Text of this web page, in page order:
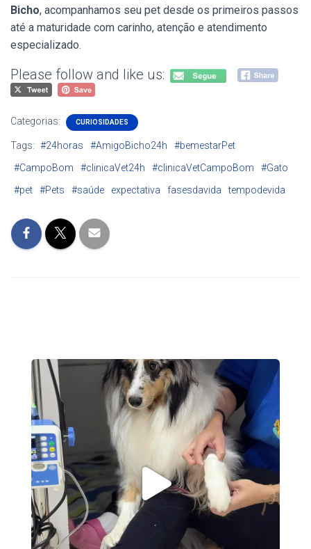
Bicho, acompanhamos seu pet desde os primeiros passos
até a maturidade com carinho, atenção e atendimento
especializado.
Please follow and like us:
Categorias: CURIOSIDADES
Tags: #24horas #AmigoBicho24h
#bemestarPet
#CampoBom
#clinicaVet24h #clinicaVetCampoBom
#Gato
#pet
#Pets #saúde expectativa fasesdavida tempodevida